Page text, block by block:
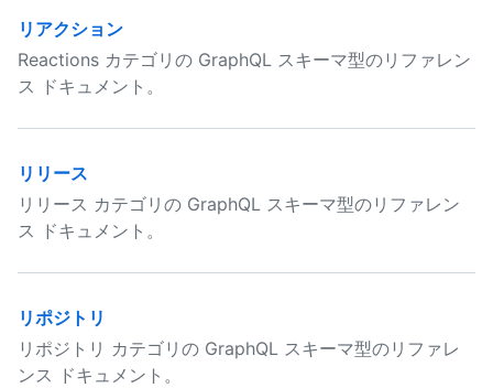
リアクション
Reactions カテゴリの GraphQL スキーマ型のリファレン
ス ドキュメント。
リリース
リリース カテゴリの GraphQL スキーマ型のリファレン
ス ドキュメント。
リポジトリ
リポジトリ カテゴリの GraphQL スキーマ型のリファレ
ンス ドキュメント。